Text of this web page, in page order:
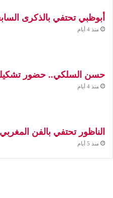
أبوظبي تحتفي بالذكرى
منذ 4 أيام
حسن السلكي.. حضور
منذ 4 أيام
الناظور تحتفي بالفن
منذ 5 أيام